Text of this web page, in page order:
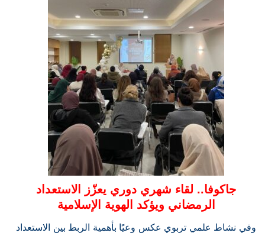
جاكوفا.. لقاء شهري دوري يعزّز الاستعداد
الرمضاني ويؤكد الهوية الإسلامية
وفي نشاط علمي تربوي عكس وعيًا بأهمية الربط بين الاستعداد